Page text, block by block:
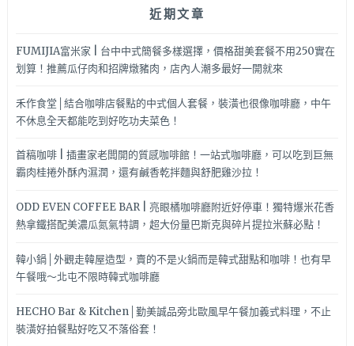
近期文章
FUMIJIA富米家 | 台中中式簡餐多樣選擇，價格甜美套餐不用250實在
划算！推薦瓜仔肉和招牌燉豬肉，店內人潮多最好一開就來
禾作食堂│結合咖啡店餐點的中式個人套餐，裝潢也很像咖啡廳，中午
不休息全天都能吃到好吃功夫菜色！
首稿咖啡 | 插畫家老闆開的質感咖啡館！一站式咖啡廳，可以吃到巨無
霸肉桂捲外酥內濕潤，還有鹹香乾拌麵與舒肥雞沙拉！
ODD EVEN COFFEE BAR | 亮眼橘咖啡廳附近好停車！獨特爆米花香
熱拿鐵搭配美濃瓜氮氣特調，超大份量巴斯克與碎片提拉米蘇必點！
韓小鍋│外觀走韓屋造型，賣的不是火鍋而是韓式甜點和咖啡！也有早
午餐哦～北屯不限時韓式咖啡廳
HECHO Bar & Kitchen│勤美誠品旁北歐風早午餐加義式料理，不止
裝潢好拍餐點好吃又不落俗套！